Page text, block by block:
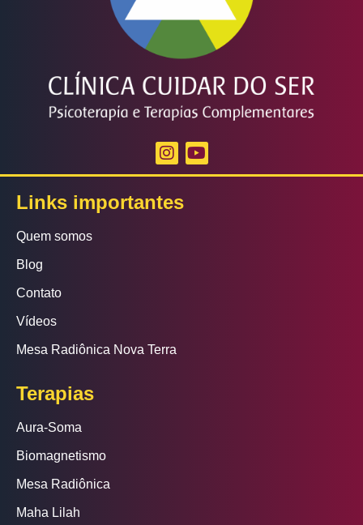
Links importantes
Quem somos
Blog
Contato
Vídeos
Mesa Radiônica Nova Terra
Terapias
Aura-Soma
Biomagnetismo
Mesa Radiônica
Maha Lilah